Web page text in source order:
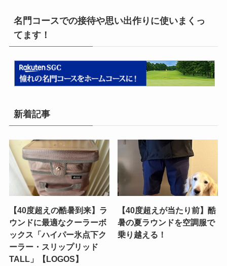
名門コースでの接待や思い出作りに使いまくっ
てます！
新着記事
【40度超えの酷暑到来】ラ
ウンドに最適なクーラーボ
ックス「ハイパー氷点下ク
ーラー・スリップリッド
TALL」【LOGOS】
【40度超えが当たり前】酷
暑の夏ラウンドを空調服で
乗り越える！